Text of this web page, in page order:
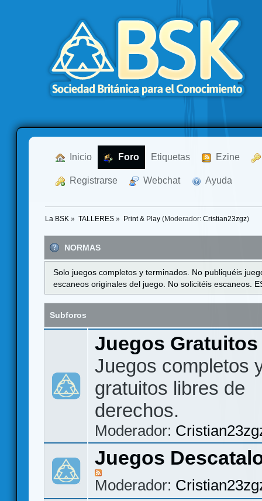
Inicio Foro Etiquetas Ezine
Registrarse Webchat Ayuda
La BSK » TALLERES» Print & Play(Moderador: Cristian23zgz)
NORMAS
Solo juegos completos y terminados. No publiquéis
escaneos originales del juego. No solicitéis escaneos.
Subforos
Juegos
Juegos completos
gratuitos libres de
derechos.
Moderador:
Juegos
Moderador: